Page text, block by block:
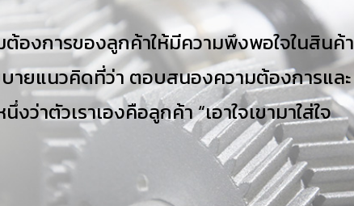
องการของลูกค้าให้มีความพึงพอใจในสินค้า
บายแนวคิดที่ว่าตอบสนองความต้องการและ
ว่าตัวเราเองคือลูกค้า “เอาใจเขามาใส่ใจ